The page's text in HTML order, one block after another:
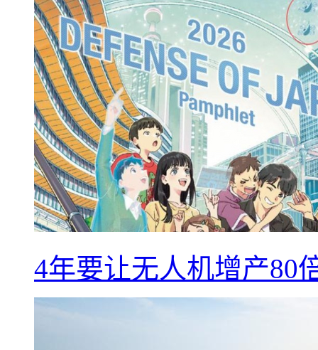
4年要让无人机增产80